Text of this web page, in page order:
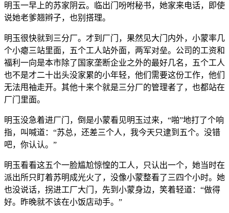
明玉一早上的苏家阴云。临出门吩咐秘书，她家来电话，即使
说她老爹翘辫子，也别搭理。
明玉很快就到三分厂。才到厂门，果然见大门内外，小蒙率几
个小瘪三站里面，五个工人站外面，两军对垒。公司的工资和
福利一向是本市除了国家垄断企业之外的最好几名，五个工人
也不是才二十出头没家累的小年轻，他们需要这份工作，他们
无法甩袖走开。其他十来个就是三分厂的管理者了，也都站在
厂门里面。
明玉没急着进厂门，倒是小蒙看见明玉过来，“啪”地打了个响
指，叫喊道：“苏总，还差三个人，我今天只逮到五个。没错
吧，你认认。”
明玉看看这五个一脸尴尬惊惶的工人，只认出一个，她当时在
派出所只盯着苏明成光火了，没像小蒙整看了三四个小时。她
也没说话，拐进工厂大门，先到小蒙身边，笑着轻道：“做得
好。昨晚就不该在小饭店动手。”